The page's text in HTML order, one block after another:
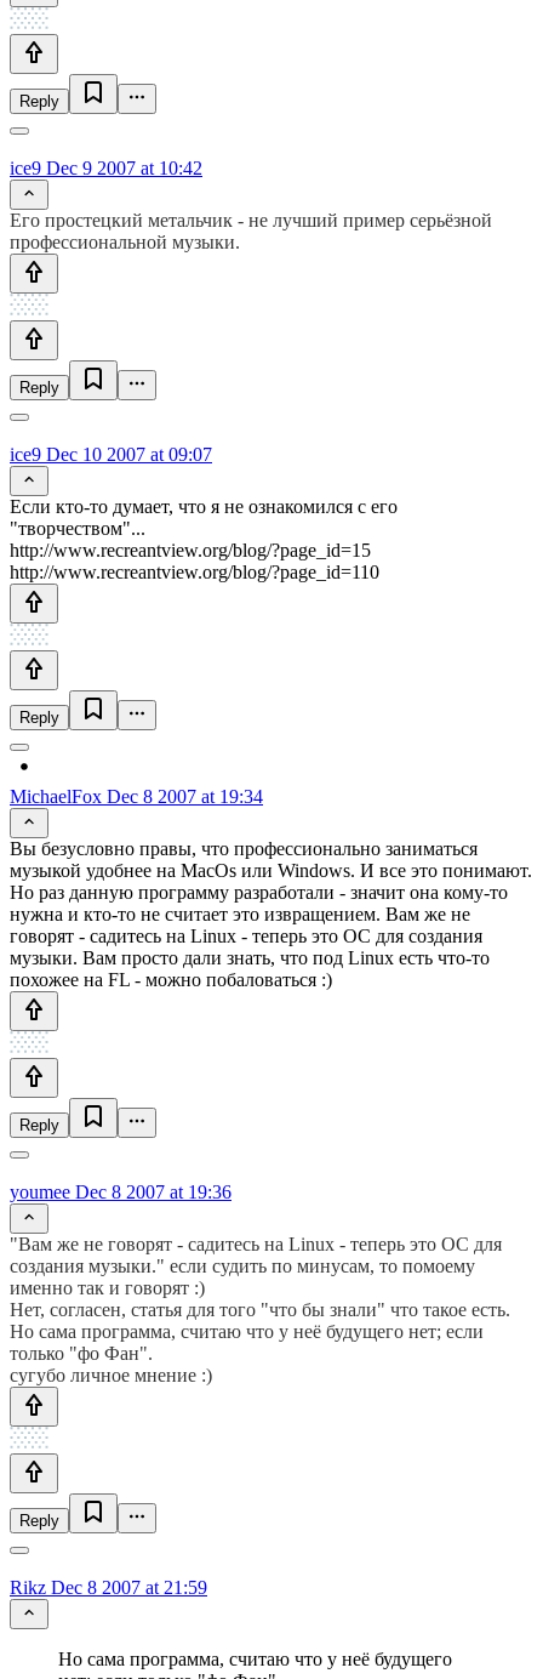
Reply
ice9 Dec 9 2007 at 10:42
Его простецкий метальчик - не лучший пример серьёзной
профессиональной музыки.
Reply
ice9 Dec 10 2007 at 09:07
Если кто-то думает, что я не ознакомился с его
"творчеством"...
http://www.recreantview.org/blog/?page_id=15
http://www.recreantview.org/blog/?page_id=110
Reply
MichaelFox Dec 8 2007 at 19:34
Вы безусловно правы, что профессионально заниматься
музыкой удобнее на MacOs или Windows. И все это понимают.
Но раз данную программу разработали - значит она кому-то
нужна и кто-то не считает это извращением. Вам же не
говорят - садитесь на Linux - теперь это ОС для создания
музыки. Вам просто дали знать, что под Linux есть что-то
похожее на FL - можно побаловаться :)
Reply
youmee Dec 8 2007 at 19:36
"Вам же не говорят - садитесь на Linux - теперь это ОС для
создания музыки." если судить по минусам, то помоему
именно так и говорят :)
Нет, согласен, статья для того "что бы знали" что такое есть.
Но сама программа, считаю что у неё будущего нет; если
только "фо Фан".
сугубо личное мнение :)
Reply
Rikz Dec 8 2007 at 21:59
Но сама программа, считаю что у неё будущего